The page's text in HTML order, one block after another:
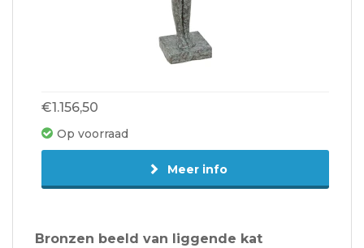
€1.156,50
Op voorraad
Meer info
Bronzen beeld van liggende kat